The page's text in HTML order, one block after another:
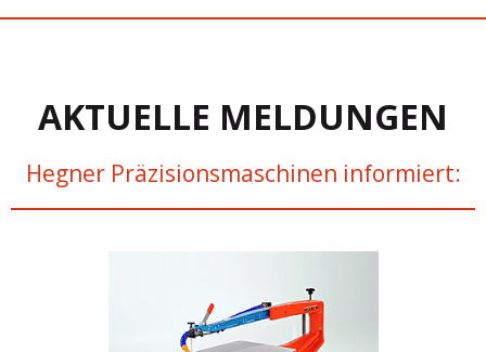
AKTUELLE MELDUNGEN
Hegner Präzisionsmaschinen informiert: